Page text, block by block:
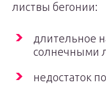
листвы бегонии:
длительное
солнечными
недостаток